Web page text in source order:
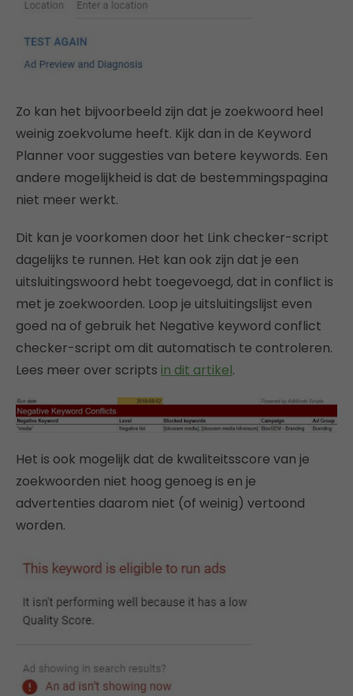
Zo kan het bijvoorbeeld zijn dat je zoekwoord heel
weinig zoekvolume heeft. Kijk dan in de Keyword
Planner voor suggesties van betere keywords. Een
andere mogelijkheid is dat de bestemmingspagina
niet meer werkt.
Dit kan je voorkomen door het Link checker-script
dagelijks te runnen. Het kan ook zijn dat je een
uitsluitingswoord hebt toegevoegd, dat in conflict is
met je zoekwoorden. Loop je uitsluitingslijst even
goed na of gebruik het Negative keyword conflict
checker-script om dit automatisch te controleren.
Lees meer over scripts in dit artikel.
Het is ook mogelijk dat de kwaliteitsscore van je
zoekwoorden niet hoog genoeg is en je
advertenties daarom niet (of weinig) vertoond
worden.